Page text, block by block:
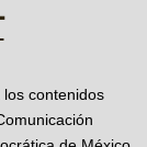
contenidos